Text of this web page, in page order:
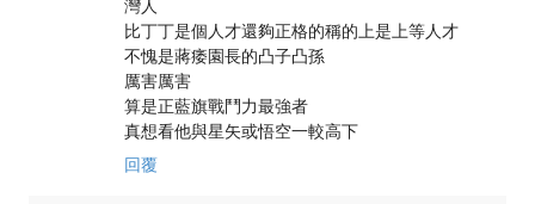
灣人
比丁丁是個人才還夠正格的稱的上是上等人才
不愧是蔣痿園長的凸子凸孫
厲害厲害
算是正藍旗戰鬥力最強者
真想看他與星矢或悟空一較高下
回覆